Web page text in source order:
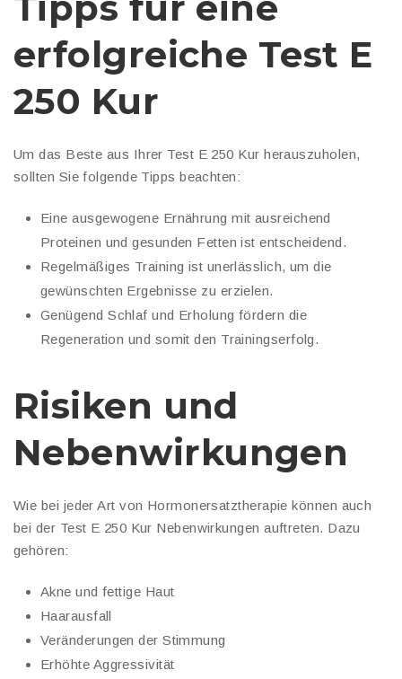
erfolgreiche Test E
250 Kur
Um das Beste aus Ihrer Test E 250 Kur herauszuholen,
sollten Sie folgende Tipps beachten:
Eine ausgewogene Ernährung mit ausreichend
Proteinen und gesunden Fetten ist entscheidend.
Regelmäßiges Training ist unerlässlich, um die
gewünschten Ergebnisse zu erzielen.
Genügend Schlaf und Erholung fördern die
Regeneration und somit den Trainingserfolg.
Risiken und
Nebenwirkungen
Wie bei jeder Art von Hormonersatztherapie können auch
bei der Test E 250 Kur Nebenwirkungen auftreten. Dazu
gehören:
Akne und fettige Haut
Haarausfall
Veränderungen der Stimmung
Erhöhte Aggressivität